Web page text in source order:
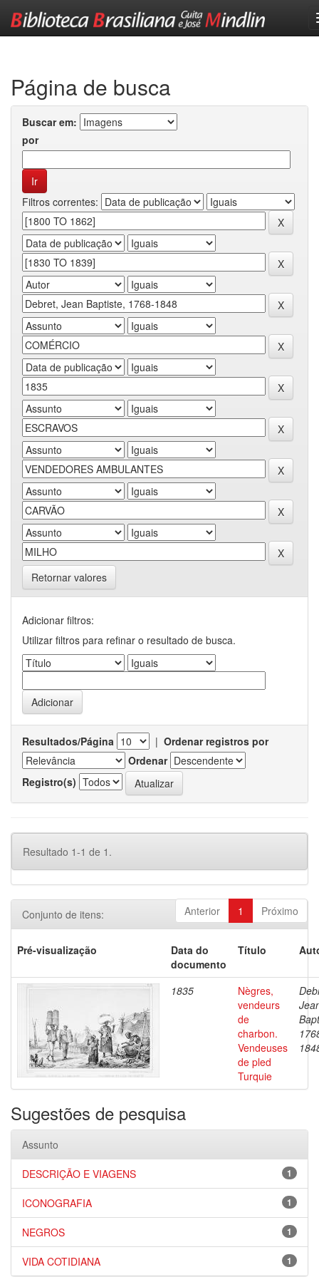
Página de busca
Buscar em:
por
Filtros correntes:
Retornar valores
Adicionar filtros:
Utilizar filtros para refinar o resultado de busca.
Resultados/Página | Ordenar registros por
Ordenar
Registro(s)
Resultado 1-1 de 1.
Anterior 1 Próximo
Conjunto de itens:
Pré-visualização
Data do
documento
Título
1835
Nègres,
vendeurs
de
charbon.
Vendeuses
de pled
Turquie
Sugestões de pesquisa
Assunto
1
DESCRIÇÃO E VIAGENS
1
ICONOGRAFIA
1
NEGROS
1
VIDA COTIDIANA